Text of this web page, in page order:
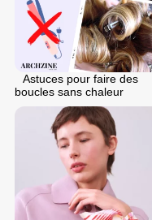
Astuces pour faire des
boucles sans chaleur